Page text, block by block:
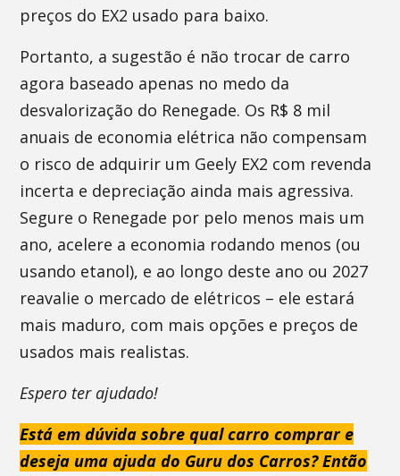
preços do EX2 usado para baixo.
Portanto, a sugestão é não trocar de carro
agora baseado apenas no medo da
desvalorização do Renegade. Os R$ 8 mil
anuais de economia elétrica não compensam
o risco de adquirir um Geely EX2 com revenda
incerta e depreciação ainda mais agressiva.
Segure o Renegade por pelo menos mais um
ano, acelere a economia rodando menos (ou
usando etanol), e ao longo deste ano ou 2027
reavalie o mercado de elétricos – ele estará
mais maduro, com mais opções e preços de
usados mais realistas.
Espero ter ajudado!
Está em dúvida sobre qual carro comprar e
deseja uma ajuda do Guru dos Carros? Então